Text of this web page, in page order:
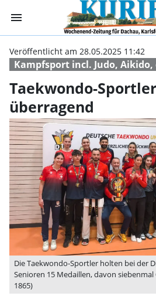
menu
Kampfsport incl. Judo, Aikido,
Veröffentlicht am 28.05.2025 11:42
Taekwondo-Sportler
überragend
Die Taekwondo-Sportler holten bei der
Senioren 15 Medaillen, davon siebenmal
1865)